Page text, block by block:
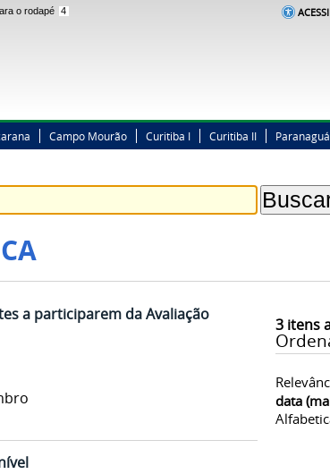
o rodapé 4
Campo Mourão Curitiba I Curitiba II Paranaguá
3itens
data
a participarem da Avaliação